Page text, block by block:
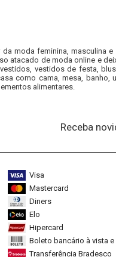
moda feminina, masculina
atacado de moda online e
vestidos de festa,
como cama, mesa, banho,
alimentares.
Receba
Visa
Mastercard
Diners
Elo
Hipercard
Boleto bancário à vista e
Transferência Bradesco